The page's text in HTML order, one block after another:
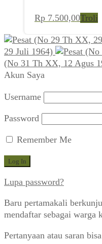
Rp 7.500,00Troli
29 Juli 1964)
(No 31 Th XX, 12 Agus
Akun Saya
Username
Password
Remember Me
Lupa password?
Baru pertamakali
mendaftar sebagai warga
Pertanyaan atau saran